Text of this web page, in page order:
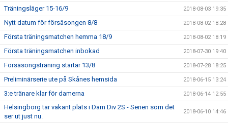
Träningsläger 15-16/9 2018-08-03 19:35
Nytt datum för försäsongen 8/8 2018-08-02 18:28
Första träningsmatchen hemma 18/9 2018-08-02 18:19
Första träningsmatchen inbokad 2018-07-30 19:40
Försäsongsträning startar 13/8 2018-07-28 18:25
Preliminärserie ute på Skånes hemsida 2018-06-15 13:24
3:e tränare klar för damerna 2018-06-14 12:55
Helsingborg tar vakant plats i Dam Div 2S - Serien som det
ser ut just nu.
2018-06-10 14:46